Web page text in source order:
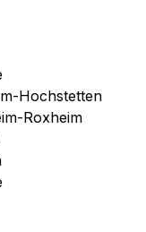
Hochstetten
Roxheim